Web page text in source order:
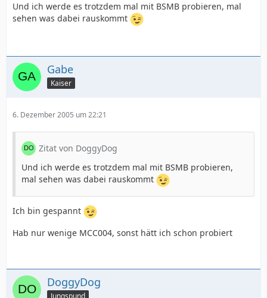
Und ich werde es trotzdem mal mit BSMB probieren, mal
sehen was dabei rauskommt
Gabe
Kaiser
6. Dezember 2005 um 22:21
Zitat von DoggyDog
Und ich werde es trotzdem mal mit BSMB probieren,
mal sehen was dabei rauskommt
Ich bin gespannt
Hab nur wenige MCC004, sonst hätt ich schon probiert
DoggyDog
Jungspund